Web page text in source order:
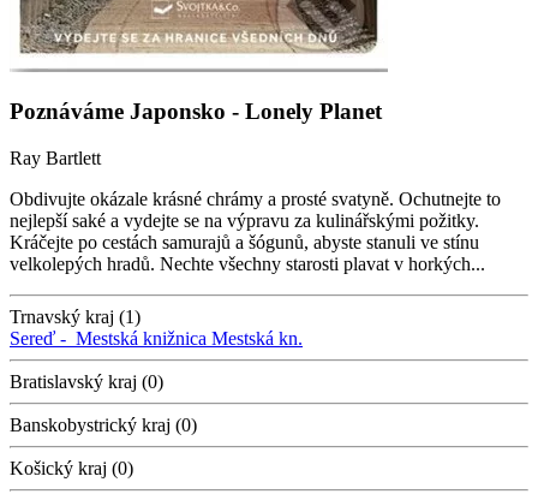
Poznáváme Japonsko - Lonely Planet
Ray Bartlett
Obdivujte okázale krásné chrámy a prosté svatyně. Ochutnejte to
nejlepší saké a vydejte se na výpravu za kulinářskými požitky.
Kráčejte po cestách samurajů a šógunů, abyste stanuli ve stínu
velkolepých hradů. Nechte všechny starosti plavat v horkých...
Trnavský kraj (1)
Sereď - Mestská knižnica Mestská kn.
Bratislavský kraj (0)
Banskobystrický kraj (0)
Košický kraj (0)